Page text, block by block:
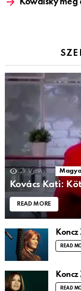
Kowalsky meg
2k Views
Kovács Kati:
READ MORE
READ
READ